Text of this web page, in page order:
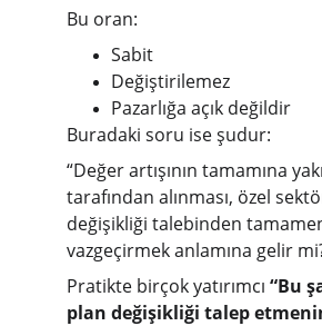
Bu oran:
Sabit
Değiştirilemez
Pazarlığa açık değildir
Buradaki soru ise şudur:
“Değer artışının tamamına
tarafından alınması, özel
değişikliği talebinden
vazgeçirmek anlamına gelir
Pratikte birçok yatırımcı “Bu
plan değişikliği talep